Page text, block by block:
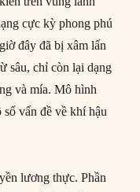
cực kỳ phong phú
đây đã bị xâm lấn
sâu, chỉ còn lại dạng
và mía. Mô hình
số vấn đề về khí hậu
lương thực. Phần